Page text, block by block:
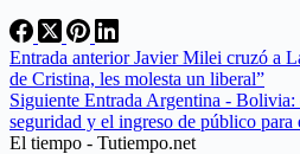
Entrada anteriorJavier Milei cruzó a
de Cristina, les molesta un liberal”
Siguiente Entrada Argentina - Bolivia:
seguridad y el ingreso de público
El tiempo - Tutiempo.net